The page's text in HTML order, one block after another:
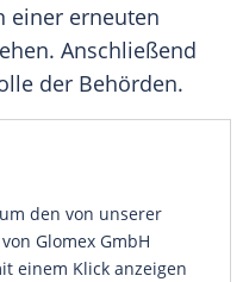
einer erneuten
Anschließend
der Behörden.
den von unserer
Glomex GmbH
einem Klick anzeigen